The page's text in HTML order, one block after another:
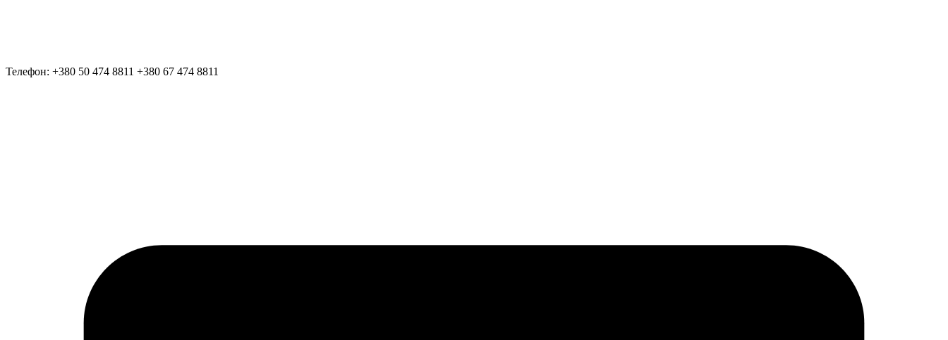
Телефон: +380 50 474 8811 +380 67 474 8811